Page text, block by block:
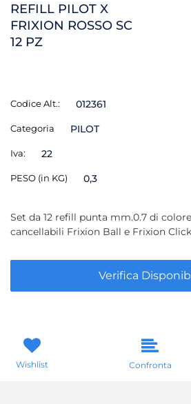
REFILL PILOT X
FRIXION ROSSO SC
12 PZ
Codice Alt.: 012361
Categoria PILOT
Iva: 22
PESO (in KG) 0,3
Set da 12 refill punta mm.0.7 di
cancellabili Frixion Ball e Frixion
Verifica
Wishlist Confronta